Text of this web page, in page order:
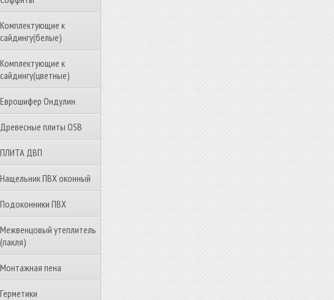
Комплектующие к
сайдингу(белые)
Комплектующие к
сайдингу(цветные)
Еврошифер Ондулин
Древесные плиты OSB
ПЛИТА ДВП
Нащельник ПВХ оконный
Подоконники ПВХ
Межвенцовый утеплитель
(пакля)
Монтажная пена
Герметики